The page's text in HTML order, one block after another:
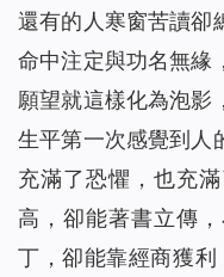
還有的人寒窗苦讀卻
命中注定與功名無緣
願望就這樣化為泡影
生平第一次感覺到人
充滿了恐懼，也充
高，卻能著書立傳
丁，卻能靠經商獲